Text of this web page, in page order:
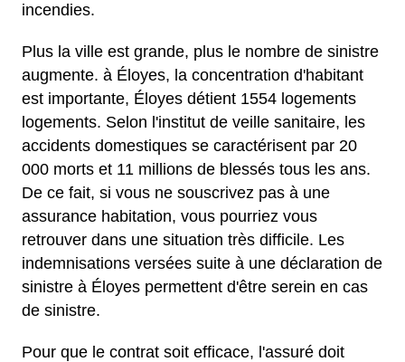
incendies.
Plus la ville est grande, plus le nombre de sinistre
augmente. à Éloyes, la concentration d'habitant
est importante, Éloyes détient 1554 logements
logements. Selon l'institut de veille sanitaire, les
accidents domestiques se caractérisent par 20
000 morts et 11 millions de blessés tous les ans.
De ce fait, si vous ne souscrivez pas à une
assurance habitation, vous pourriez vous
retrouver dans une situation très difficile. Les
indemnisations versées suite à une déclaration de
sinistre à Éloyes permettent d'être serein en cas
de sinistre.
Pour que le contrat soit efficace, l'assuré doit